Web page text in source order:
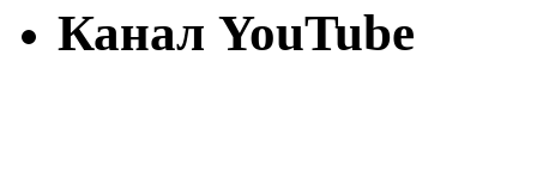
Канал YouTube